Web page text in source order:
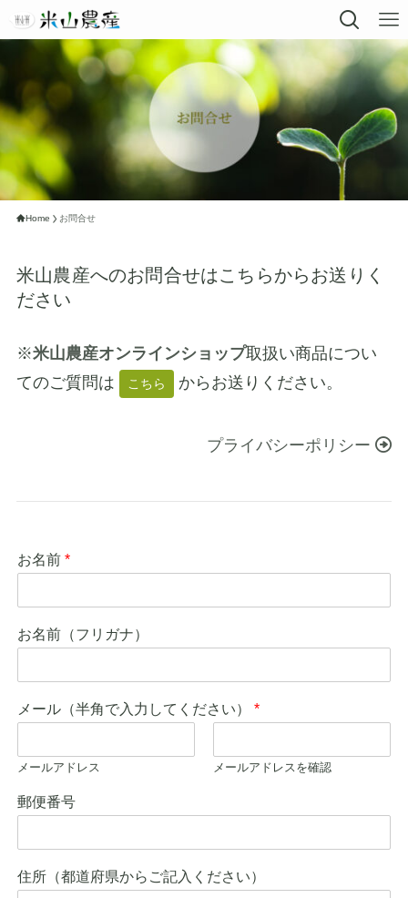
お問合せ
Home お問合せ
米山農産へのお問合せはこちらからお送りく
ださい
※米山農産オンラインショップ取扱い商品につい
てのご質問は
こちら からお送りください。
プライバシーポリシー
お名前 *
お名前（フリガナ）
メール（半角で入力してください） *
メールアドレス メールアドレスを確認
郵便番号
住所（都道府県からご記入ください）